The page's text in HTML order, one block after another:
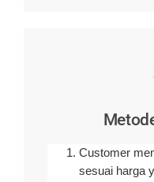
Customer
sesuai harga